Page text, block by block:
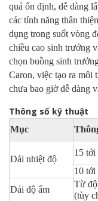
quả ổn định, dễ dàng
các tính năng thân
dụng trong suốt vòng
chiều cao sinh trưởng
chọn buồng sinh
Caron, việc tạo ra môi
chưa bao giờ dễ dàng
Thông số kỹ thuật
Mục
Dải nhiệt độ
15 tới
10 tới
Dải độ ẩm
Từ
(tùy